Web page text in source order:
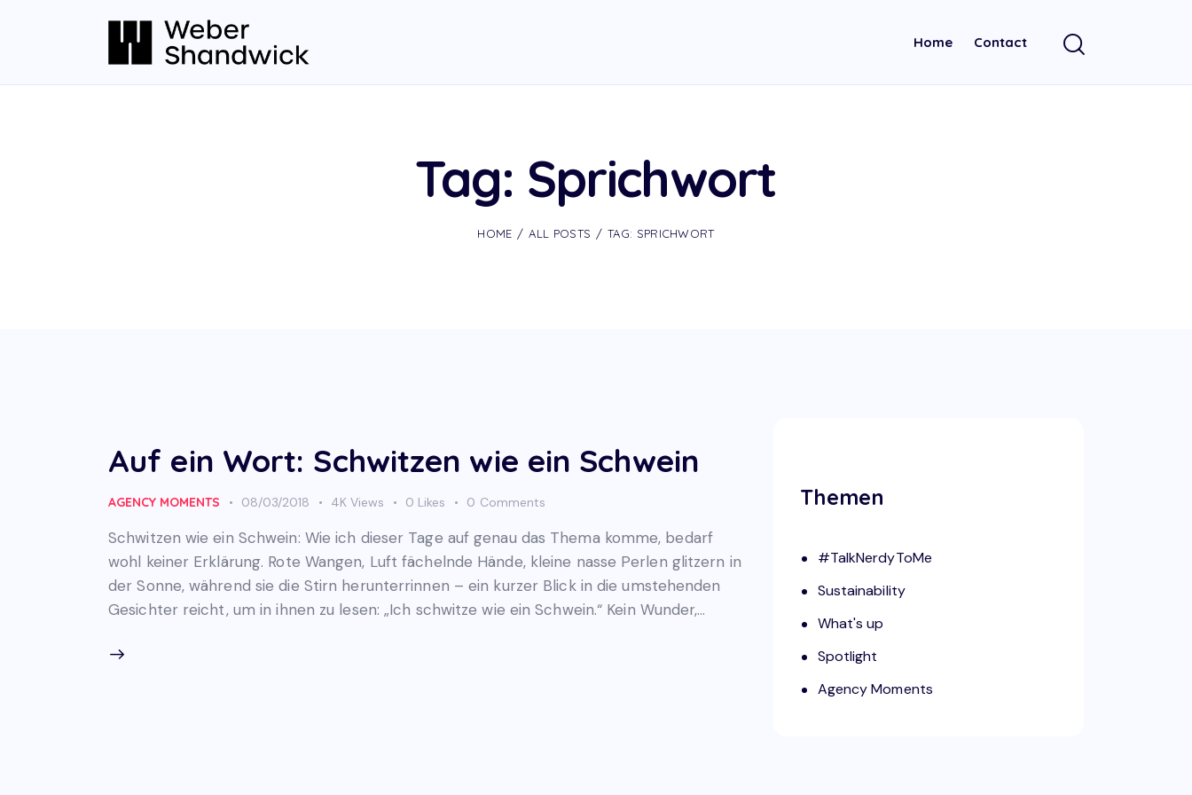
Home Contact
Tag: Sprichwort
HOME ALL POSTS TAG: SPRICHWORT
Auf ein Wort: Schwitzen wie ein Schwein
AGENCY MOMENTS 08/03/2018 4K Views 0 Likes 0 Comments
Schwitzen wie ein Schwein: Wie ich dieser Tage auf genau das Thema komme, bedarf
wohl keiner Erklärung. Rote Wangen, Luft fächelnde Hände, kleine nasse Perlen glitzern in
der Sonne, während sie die Stirn herunterrinnen – ein kurzer Blick in die umstehenden
Gesichter reicht, um in ihnen zu lesen: „Ich schwitze wie ein Schwein.“ Kein Wunder,…
Themen
#TalkNerdyToMe
Sustainability
What's up
Spotlight
Agency Moments